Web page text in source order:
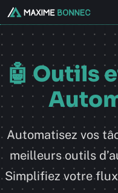
Aller
au
contenu
🤖 Outils
Automatisez vos
meilleurs outils
Simplifiez votre